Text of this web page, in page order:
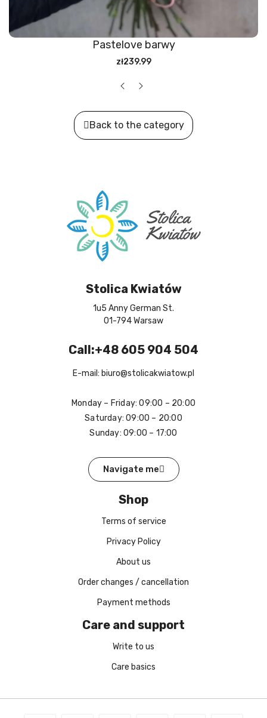
Pastelove barwy
zł239.99
Back to the category
Stolica Kwiatów
1u5 Anny German St.
01-794 Warsaw
Call:+48 605 904 504
E-mail: biuro@stolicakwiatow.pl
Monday – Friday: 09:00 – 20:00
Saturday: 09:00 – 20:00
Sunday: 09:00 – 17:00
Navigate me
Shop
Terms of service
Privacy Policy
About us
Order changes / cancellation
Payment methods
Care and support
Write to us
Care basics